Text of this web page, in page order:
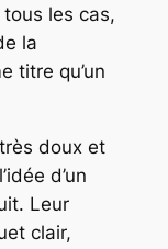
tous les cas,
la
titre qu’un
doux et
d’un
Leur
clair,